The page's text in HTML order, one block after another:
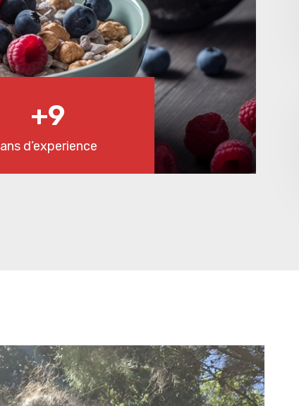
+9
ans d’experience